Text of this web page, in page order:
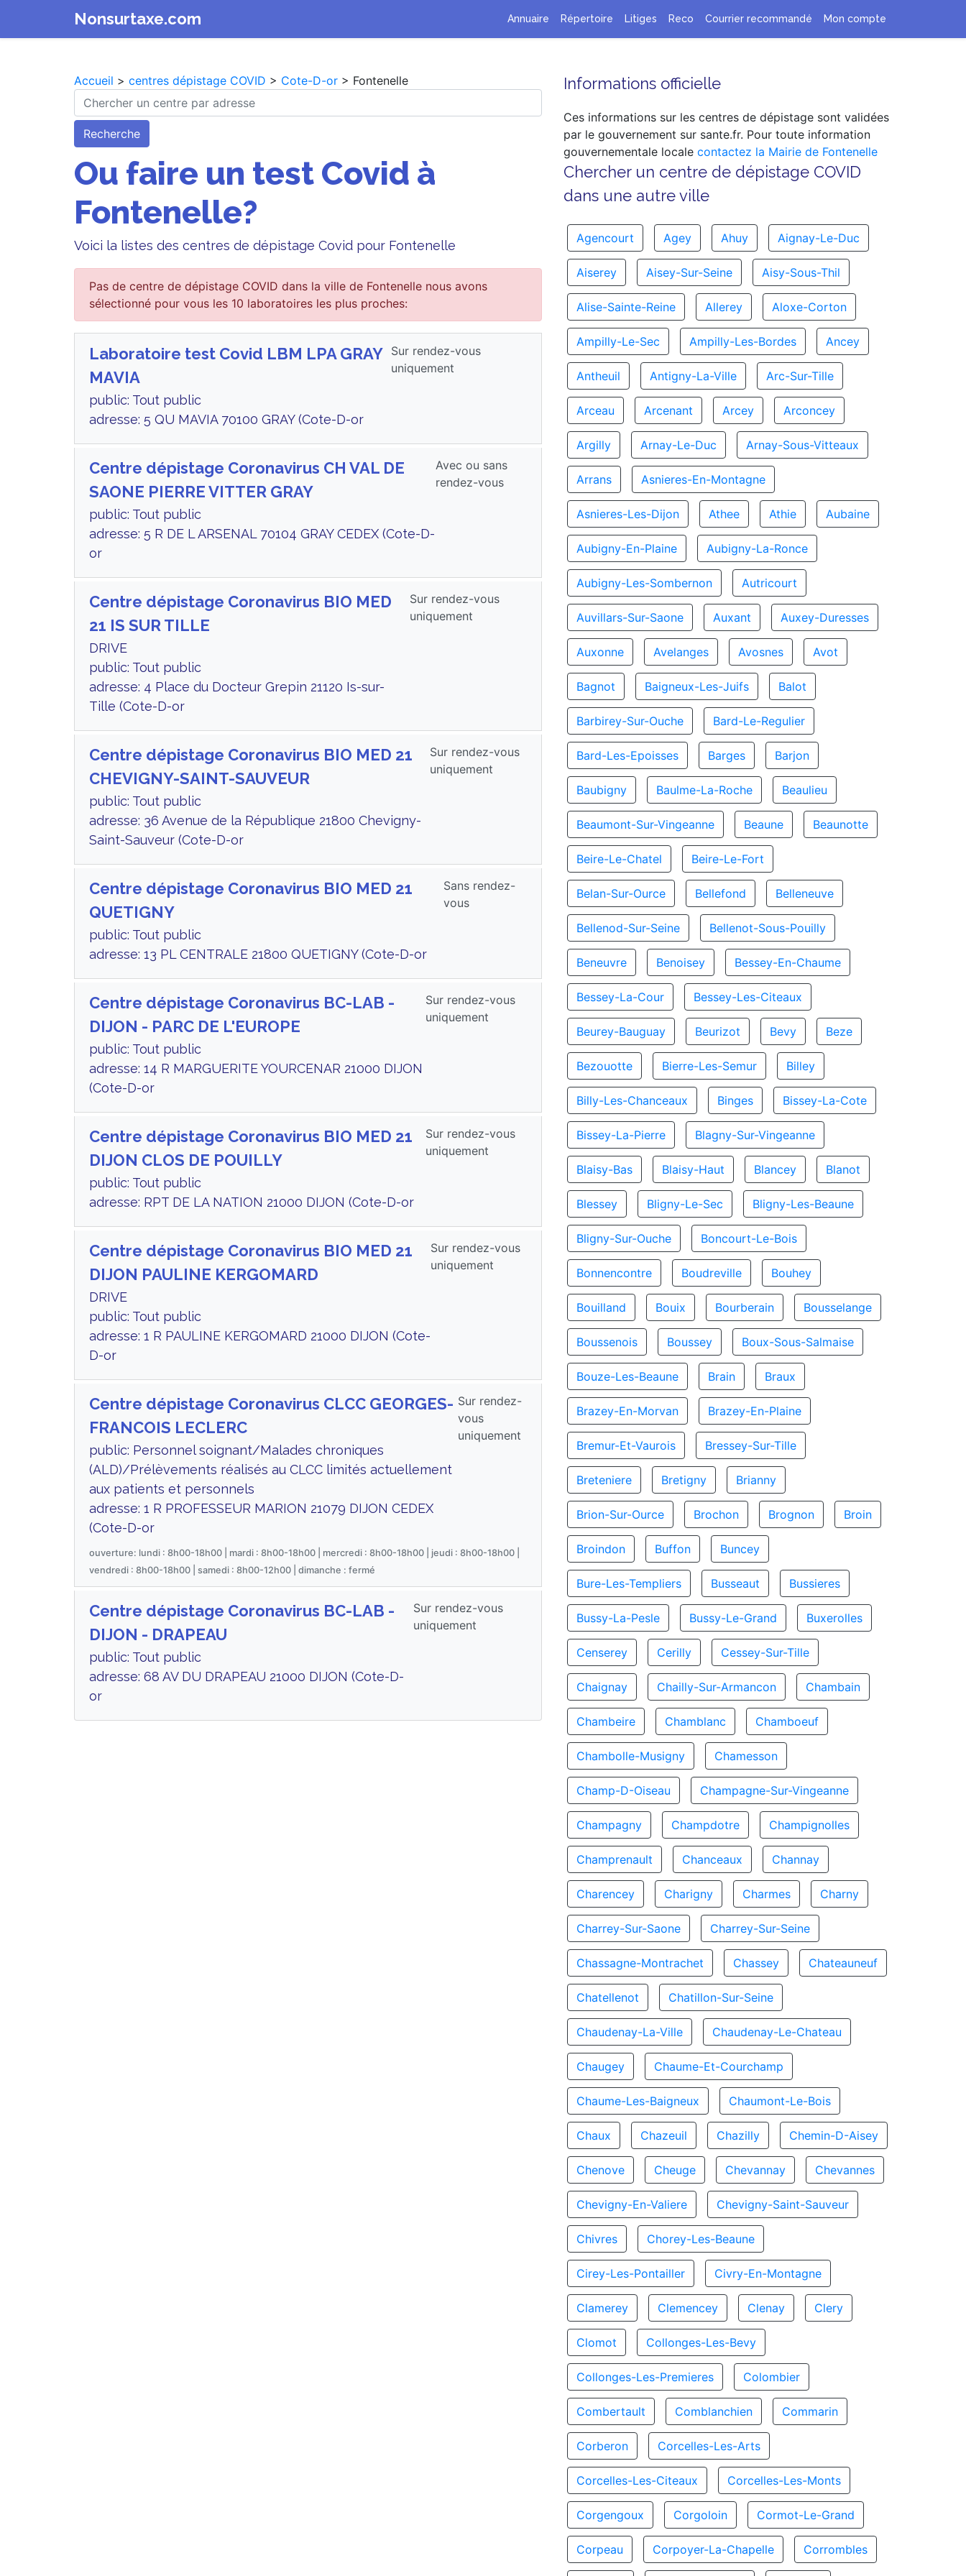
Nonsurtaxe.com Annuaire Répertoire Litiges Reco Courrier recommandé Mon compte
Accueil > centres dépistage COVID > Cote-D-or > Fontenelle
Recherche
Ou faire un test Covid à
Fontenelle?
Voici la listes des centres de dépistage Covid pour Fontenelle
Pas de centre de dépistage COVID dans la ville de Fontenelle nous avons
sélectionné pour vous les 10 laboratoires les plus proches:
Laboratoire test Covid LBM LPA GRAY
MAVIA
public: Tout public
adresse: 5 QU MAVIA 70100 GRAY (Cote-D-or
Sur rendez-vous
uniquement
Centre dépistage Coronavirus CH VAL DE
SAONE PIERRE VITTER GRAY
public: Tout public
adresse: 5 R DE L ARSENAL 70104 GRAY CEDEX (Cote-D-
or
Avec ou sans
rendez-vous
Centre dépistage Coronavirus BIO MED
21 IS SUR TILLE
DRIVE
public: Tout public
adresse: 4 Place du Docteur Grepin 21120 Is-sur-
Tille (Cote-D-or
Sur rendez-vous
uniquement
Centre dépistage Coronavirus BIO MED 21
CHEVIGNY-SAINT-SAUVEUR
public: Tout public
adresse: 36 Avenue de la République 21800 Chevigny-
Saint-Sauveur (Cote-D-or
Sur rendez-vous
uniquement
Centre dépistage Coronavirus BIO MED 21
QUETIGNY
public: Tout public
adresse: 13 PL CENTRALE 21800 QUETIGNY (Cote-D-or
Sans rendez-
vous
Centre dépistage Coronavirus BC-LAB -
DIJON - PARC DE L'EUROPE
public: Tout public
adresse: 14 R MARGUERITE YOURCENAR 21000 DIJON
(Cote-D-or
Sur rendez-vous
uniquement
Centre dépistage Coronavirus BIO MED 21
DIJON CLOS DE POUILLY
public: Tout public
adresse: RPT DE LA NATION 21000 DIJON (Cote-D-or
Sur rendez-vous
uniquement
Centre dépistage Coronavirus BIO MED 21
DIJON PAULINE KERGOMARD
DRIVE
public: Tout public
adresse: 1 R PAULINE KERGOMARD 21000 DIJON (Cote-
D-or
Sur rendez-vous
uniquement
Centre dépistage Coronavirus CLCC GEORGES-
FRANCOIS LECLERC
public: Personnel soignant/Malades chroniques
(ALD)/Prélèvements réalisés au CLCC limités actuellement
aux patients et personnels
adresse: 1 R PROFESSEUR MARION 21079 DIJON CEDEX
(Cote-D-or
Sur rendez-
vous
uniquement
ouverture: lundi : 8h00-18h00 | mardi : 8h00-18h00 | mercredi : 8h00-18h00 | jeudi : 8h00-18h00 |
vendredi : 8h00-18h00 | samedi : 8h00-12h00 | dimanche : fermé
Centre dépistage Coronavirus BC-LAB -
DIJON - DRAPEAU
public: Tout public
adresse: 68 AV DU DRAPEAU 21000 DIJON (Cote-D-
or
Sur rendez-vous
uniquement
Informations officielle
Ces informations sur les centres de dépistage sont validées
par le gouvernement sur sante.fr. Pour toute information
gouvernementale localecontactez la Mairie de Fontenelle
Chercher un centre de dépistage COVID
dans une autre ville
Agencourt Agey Ahuy Aignay-Le-Duc
Aiserey Aisey-Sur-Seine Aisy-Sous-Thil
Alise-Sainte-Reine Allerey Aloxe-Corton
Ampilly-Le-Sec Ampilly-Les-Bordes Ancey
Antheuil Antigny-La-Ville Arc-Sur-Tille
Arceau Arcenant Arcey Arconcey
Argilly Arnay-Le-Duc Arnay-Sous-Vitteaux
Arrans Asnieres-En-Montagne
Asnieres-Les-Dijon Athee Athie Aubaine
Aubigny-En-Plaine Aubigny-La-Ronce
Aubigny-Les-Sombernon Autricourt
Auvillars-Sur-Saone Auxant Auxey-Duresses
Auxonne Avelanges Avosnes Avot
Bagnot Baigneux-Les-Juifs Balot
Barbirey-Sur-Ouche Bard-Le-Regulier
Bard-Les-Epoisses Barges Barjon
Baubigny Baulme-La-Roche Beaulieu
Beaumont-Sur-Vingeanne Beaune Beaunotte
Beire-Le-Chatel Beire-Le-Fort
Belan-Sur-Ource Bellefond Belleneuve
Bellenod-Sur-Seine Bellenot-Sous-Pouilly
Beneuvre Benoisey Bessey-En-Chaume
Bessey-La-Cour Bessey-Les-Citeaux
Beurey-Bauguay Beurizot Bevy Beze
Bezouotte Bierre-Les-Semur Billey
Billy-Les-Chanceaux Binges Bissey-La-Cote
Bissey-La-Pierre Blagny-Sur-Vingeanne
Blaisy-Bas Blaisy-Haut Blancey Blanot
Blessey Bligny-Le-Sec Bligny-Les-Beaune
Bligny-Sur-Ouche Boncourt-Le-Bois
Bonnencontre Boudreville Bouhey
Bouilland Bouix Bourberain Bousselange
Boussenois Boussey Boux-Sous-Salmaise
Bouze-Les-Beaune Brain Braux
Brazey-En-Morvan Brazey-En-Plaine
Bremur-Et-Vaurois Bressey-Sur-Tille
Breteniere Bretigny Brianny
Brion-Sur-Ource Brochon Brognon Broin
Broindon Buffon Buncey
Bure-Les-Templiers Busseaut Bussieres
Bussy-La-Pesle Bussy-Le-Grand Buxerolles
Censerey Cerilly Cessey-Sur-Tille
Chaignay Chailly-Sur-Armancon Chambain
Chambeire Chamblanc Chamboeuf
Chambolle-Musigny Chamesson
Champ-D-Oiseau Champagne-Sur-Vingeanne
Champagny Champdotre Champignolles
Champrenault Chanceaux Channay
Charencey Charigny Charmes Charny
Charrey-Sur-Saone Charrey-Sur-Seine
Chassagne-Montrachet Chassey Chateauneuf
Chatellenot Chatillon-Sur-Seine
Chaudenay-La-Ville Chaudenay-Le-Chateau
Chaugey Chaume-Et-Courchamp
Chaume-Les-Baigneux Chaumont-Le-Bois
Chaux Chazeuil Chazilly Chemin-D-Aisey
Chenove Cheuge Chevannay Chevannes
Chevigny-En-Valiere Chevigny-Saint-Sauveur
Chivres Chorey-Les-Beaune
Cirey-Les-Pontailler Civry-En-Montagne
Clamerey Clemencey Clenay Clery
Clomot Collonges-Les-Bevy
Collonges-Les-Premieres Colombier
Combertault Comblanchien Commarin
Corberon Corcelles-Les-Arts
Corcelles-Les-Citeaux Corcelles-Les-Monts
Corgengoux Corgoloin Cormot-Le-Grand
Corpeau Corpoyer-La-Chapelle Corrombles